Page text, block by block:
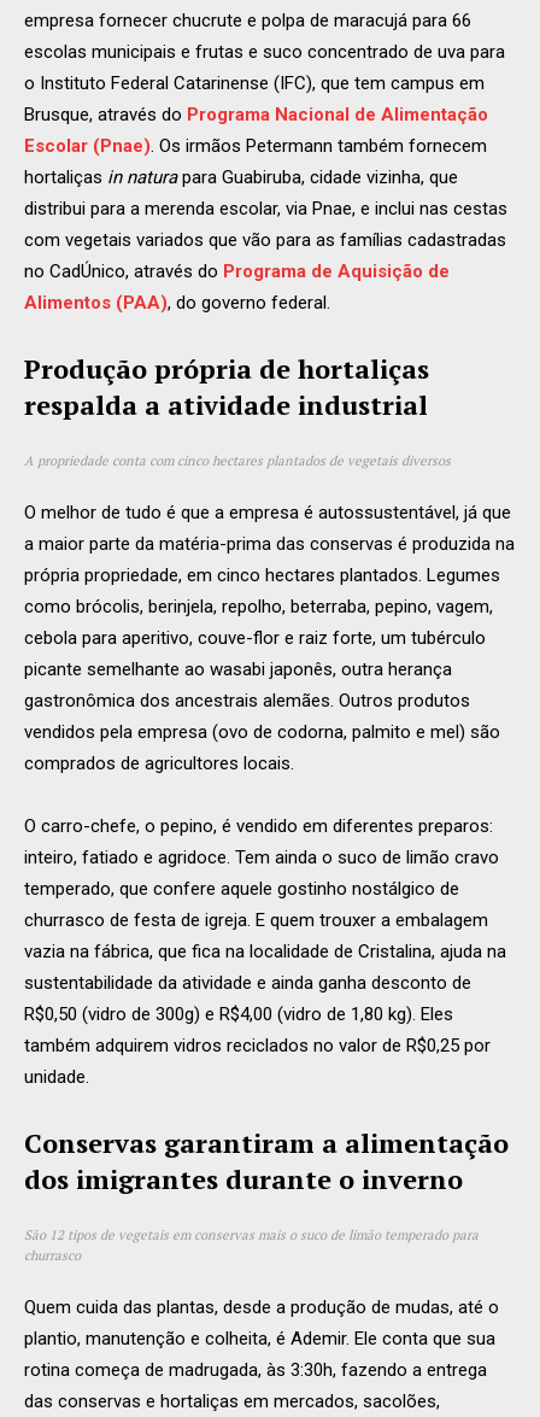
empresa fornecer chucrute e polpa de maracujá para 66
escolas municipais e frutas e suco concentrado de uva para
o Instituto Federal Catarinense (IFC), que tem campus em
Brusque, através do Programa Nacional de Alimentação
Escolar (Pnae). Os irmãos Petermann também fornecem
hortaliças in naturapara Guabiruba, cidade vizinha, que
distribui para a merenda escolar, via Pnae, e inclui nas cestas
com vegetais variados que vão para as famílias cadastradas
no CadÚnico, através do Programa de Aquisição de
Alimentos (PAA), do governo federal.
Produção própria de hortaliças
respalda a atividade industrial
A propriedade conta com cinco hectares plantados de vegetais diversos
O melhor de tudo é que a empresa é autossustentável, já que
a maior parte da matéria-prima das conservas é produzida na
própria propriedade, em cinco hectares plantados. Legumes
como brócolis, berinjela, repolho, beterraba, pepino, vagem,
cebola para aperitivo, couve-flor e raiz forte, um tubérculo
picante semelhante ao wasabi japonês, outra herança
gastronômica dos ancestrais alemães. Outros produtos
vendidos pela empresa (ovo de codorna, palmito e mel) são
comprados de agricultores locais.
O carro-chefe, o pepino, é vendido em diferentes preparos:
inteiro, fatiado e agridoce. Tem ainda o suco de limão cravo
temperado, que confere aquele gostinho nostálgico de
churrasco de festa de igreja. E quem trouxer a embalagem
vazia na fábrica, que fica na localidade de Cristalina, ajuda na
sustentabilidade da atividade e ainda ganha desconto de
R$0,50 (vidro de 300g) e R$4,00 (vidro de 1,80 kg). Eles
também adquirem vidros reciclados no valor de R$0,25 por
unidade.
Conservas garantiram a alimentação
dos imigrantes durante o inverno
São 12 tipos de vegetais em conservas mais o suco de limão temperado para
churrasco
Quem cuida das plantas, desde a produção de mudas, até o
plantio, manutenção e colheita, é Ademir. Ele conta que sua
rotina começa de madrugada, às 3:30h, fazendo a entrega
das conservas e hortaliças em mercados, sacolões,